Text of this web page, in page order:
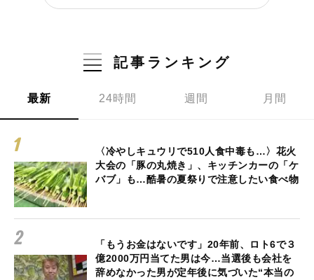
記事ランキング
最新 24時間 週間 月間
〈冷やしキュウリで510人食中毒も…〉花火
大会の「豚の丸焼き」、キッチンカーの「ケ
バブ」も…酷暑の夏祭りで注意したい食べ物
「もうお金はないです」20年前、ロト6で３
億2000万円当てた男は今…当選後も会社を
辞めなかった男が定年後に気づいた“本当の